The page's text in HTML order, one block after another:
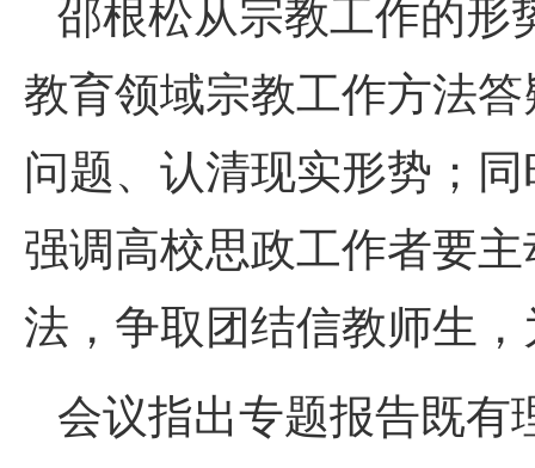
邵根松从宗教工作的形
教育领域宗教工作方法
问题、认清现实形势；同
强调高校思政工作者要
法，争取团结信教师生
会议指出专题报告既有